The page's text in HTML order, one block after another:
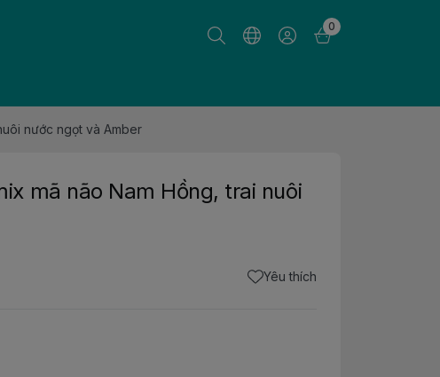
0
nước ngọt và Amber
mã não Nam Hồng, trai nuôi
Yêu thích